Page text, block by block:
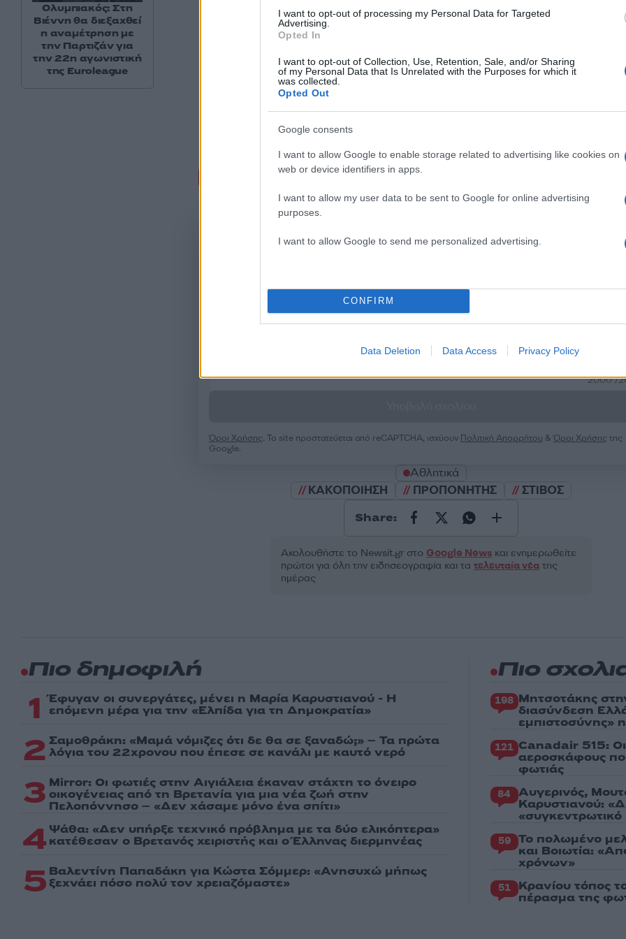
I want to opt-out of processing my Personal Data for Targeted
Advertising.
Opted In
I want to opt-out of Collection, Use, Retention, Sale, and/or Sharing
of my Personal Data that Is Unrelated with the Purposes for which it
was collected.
Opted Out
Google consents
I want to allow Google to enable storage related to advertising like cookies on
web or device identifiers in apps.
I want to allow my user data to be sent to Google for online advertising
purposes.
I want to allow Google to send me personalized advertising.
CONFIRM
Data Deletion Data Access Privacy Policy
Σχόλια
2000 /
Όροι Χρήσης. Το site προστατεύεται από reCAPTCHA, ισχύουν Πολιτική Απορρήτου &Όροι Χρήσης της
Google.
Αθλητικά
ΚΑΚΟΠΟΙΗΣΗ
ΠΡΟΠΟΝΗΤΗΣ ΣΤΙΒΟΣ
Share:
Ακολουθήστε το Νewsit.gr στο Google Newsκαι ενημερωθείτε
πρώτοι για όλη την ειδησεογραφία και τα τελευταία νέατης
ημέρας
Ολυμπιακός: Στη
Βιέννη θα διεξαχθεί
η αναμέτρηση με
την Παρτιζάν για
την 22η αγωνιστική
της Euroleague
Πιο δημοφιλή
1 Έφυγαν οι συνεργάτες, μένει η Μαρία Καρυστιανού - Η
επόμενη μέρα για την «Ελπίδα για τη Δημοκρατία»
2 Σαμοθράκη: «Μαμά νόμιζες ότι δε θα σε ξαναδώ;» – Τα πρώτα
λόγια του 22χρονου που έπεσε σε κανάλι με καυτό νερό
3 Mirror: Οι φωτιές στην Αιγιάλεια έκαναν στάχτη το όνειρο
οικογένειας από τη Βρετανία για μια νέα ζωή στην
Πελοπόννησο – «Δεν χάσαμε μόνο ένα σπίτι»
4 Ψάθα: «Δεν υπήρξε τεχνικό πρόβλημα με τα δύο ελικόπτερα»
κατέθεσαν ο Βρετανός χειριστής και ο Έλληνας διερμηνέας
5 Βαλεντίνη Παπαδάκη για Κώστα Σόμμερ: «Ανησυχώ μήπως
ξεχνάει πόσο πολύ τον χρειαζόμαστε»
Πιο
198 Μητσοτάκης
διασύνδεση
εμπιστοσύνης»
121 Canadair 515:
αεροσκάφους
φωτιάς
84 Αυγερινός,
Καρυστιανού:
59 Το πολωμένο
και Βοιωτία:
χρόνων»
51 Κρανίου τόπος
πέρασμα της